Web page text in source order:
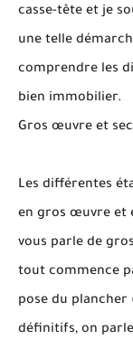
casse-tête et je
une telle
comprendre les
bien immobilier.
Gros œuvre et
Les différentes
en gros œuvre et
vous parle de
tout commence
pose du plancher
définitifs, on